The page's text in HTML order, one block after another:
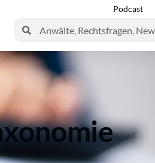
Podcast